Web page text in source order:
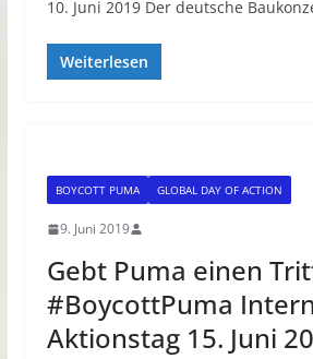
10. Juni 2019 Der deutsche
Weiterlesen
BOYCOTT PUMA GLOBAL DAY OF ACTION
9. Juni 2019
Gebt Puma einen
#BoycottPuma
Aktionstag 15. Juni